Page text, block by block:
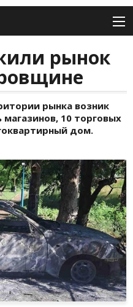
рынок
рынка возник
10 торговых
дом.